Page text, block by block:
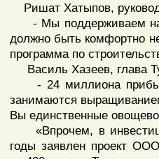
Ришат Хатыпов,
- Мы поддерживаем
должно быть комфортно
программа по
Василь Хазеев, глава
- 24 миллиона
занимаются
Вы единственные
«Впрочем, в
годы заявлен проект